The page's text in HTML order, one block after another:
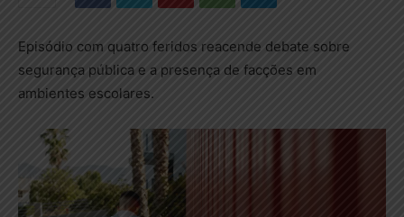
Episódio com quatro feridos reacende debate sobre
segurança pública e a presença de facções em
ambientes escolares.